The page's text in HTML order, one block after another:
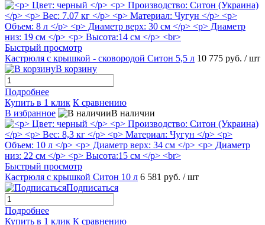
Быстрый просмотр
Кастрюля с крышкой - сковородой Ситон 5,5 л 10 775 руб. / шт
В корзину
Подробнее
Купить в 1 клик К сравнению
В избранное
В наличии
Быстрый просмотр
Кастрюля с крышкой Ситон 10 л 6 581 руб. / шт
Подписаться
Подробнее
Купить в 1 клик К сравнению